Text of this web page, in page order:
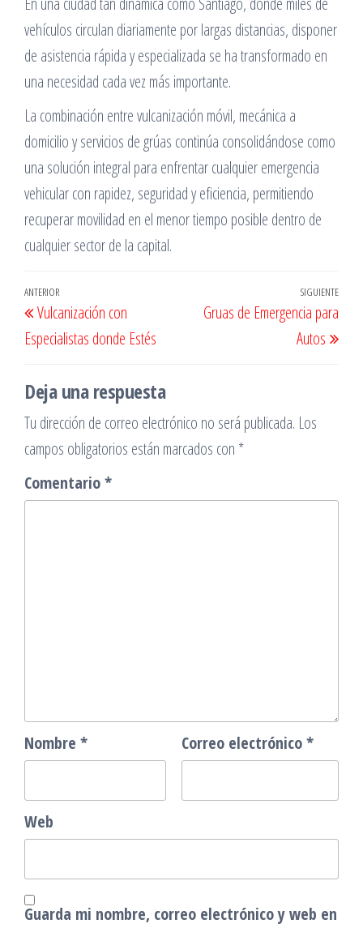
vehículos circulan diariamente por largas distancias, disponer
de asistencia rápida y especializada se ha transformado en
una necesidad cada vez más importante.
La combinación entre vulcanización móvil, mecánica a
domicilio y servicios de grúas continúa consolidándose como
una solución integral para enfrentar cualquier emergencia
vehicular con rapidez, seguridad y eficiencia, permitiendo
recuperar movilidad en el menor tiempo posible dentro de
cualquier sector de la capital.
Navegación
de
entradas
Entrada
anterior
ANTERIOR
Vulcanización con
Especialistas donde Estés
SIGUIENTE
Gruas de Emergencia para
Autos
Deja una respuesta
Tu dirección de correo electrónico no será publicada. Los
campos obligatorios están marcados con *
Comentario*
Nombre * Correo electrónico*
Web
Guarda mi nombre, correo electrónico y web en